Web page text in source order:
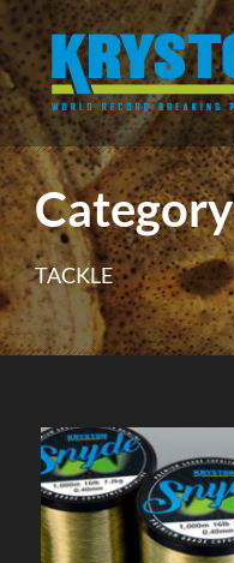
Français
Category
TACKLE